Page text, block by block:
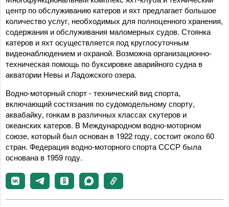
центр по обслуживанию катеров и яхт предлагает большое
количество услуг, необходимых для полноценного хранения,
содержания и обслуживания маломерных судов. Стоянка
катеров и яхт осуществляется под круглосуточным
видеонаблюдением и охраной. Возможна организационно-
техническая помощь по буксировке аварийного судна в
акватории Невы и Ладожского озера.
Водно-моторный спорт - технический вид спорта,
включающий состязания по судомодельному спорту,
аквабайку, гонкам в различных классах скутеров и
океанских катеров. В Международном водно-моторном
союзе, который был основан в 1922 году, состоит около 60
стран. Федерация водно-моторного спорта СССР была
основана в 1959 году.